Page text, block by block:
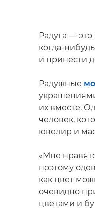
Радуга —
когда-
и принести
Радужные
их вместе.
человек,
ювелир и
«Мне
поэтому
как цвет
очевидно
цветами и